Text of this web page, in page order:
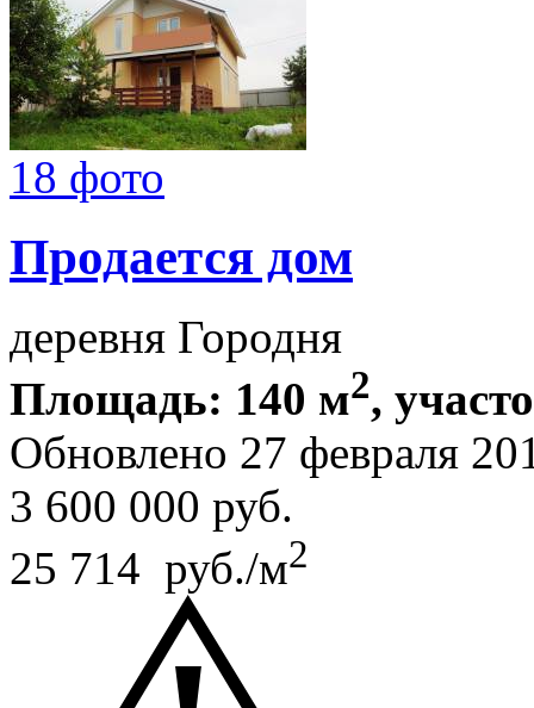
18 фото
Продается дом
деревня Городня
Площадь: 140 м2,
Обновлено 27 февраля
3 600 000 руб.
25 714 руб./м2